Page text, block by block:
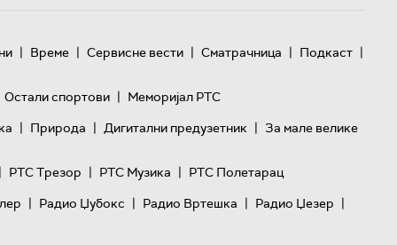
| Време | Сервисне вести | Сматрачница | Подкаст |
Остали спортови | Меморијал РТС
| Природа | Дигитални предузетник | За мале велике
| РТС Трезор | РТС Музика | РТС Полетарац
| Радио Џубокс | Радио Вртешка | Радио Џезер |